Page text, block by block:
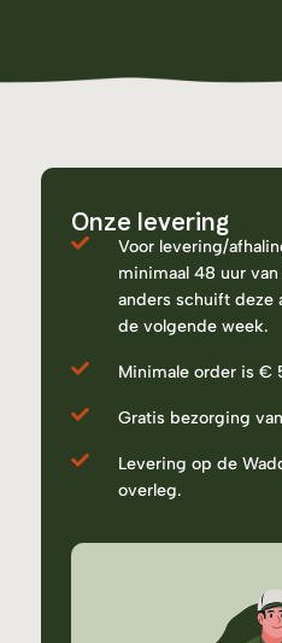
Onze levering
Voor levering/
minimaal 48 uur
anders schuift deze
de volgende week.
Minimale order is €
Gratis bezorging
Levering op de
overleg.